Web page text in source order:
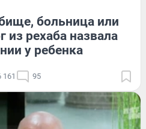
больница или
из рехаба назвала
у ребенка
161 95